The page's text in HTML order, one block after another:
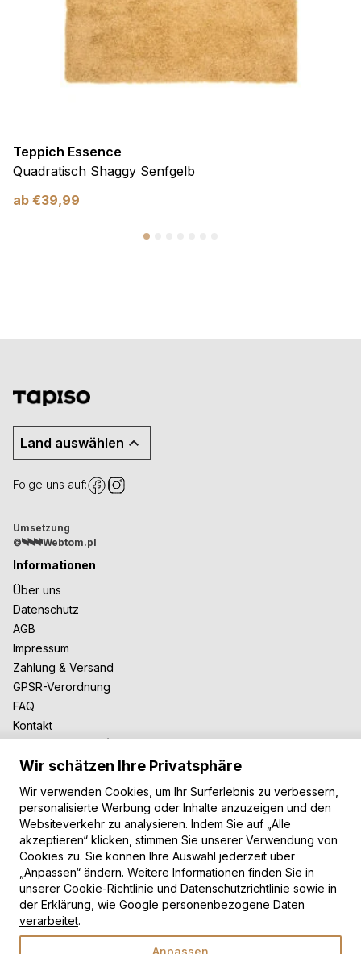
Teppich Essence
Quadratisch Shaggy Senfgelb
ab €39,99
Land auswählen
Folge uns auf:
Umsetzung
©
Webtom.pl
Informationen
Über uns
Datenschutz
AGB
Impressum
Zahlung & Versand
GPSR-Verordnung
FAQ
Kontakt
Zusammenarbeit
Für Blogger
B2B-Zusammenarbeit
Unsere Teppiche
Moderne Teppiche
Vintage Teppiche
Shaggy Teppiche
Kinderteppiche
Zahlungsarten
Wir schätzen Ihre Privatsphäre
Wir verwenden Cookies, um Ihr Surferlebnis zu verbessern,
personalisierte Werbung oder Inhalte anzuzeigen und den
Websiteverkehr zu analysieren. Indem Sie auf „Alle
akzeptieren“ klicken, stimmen Sie unserer Verwendung von
Cookies zu. Sie können Ihre Auswahl jederzeit über
„Anpassen“ ändern. Weitere Informationen finden Sie in
unserer Cookie-Richtlinie und Datenschutzrichtlinie sowie in
der Erklärung, wie Google personenbezogene Daten
verarbeitet.
Anpassen